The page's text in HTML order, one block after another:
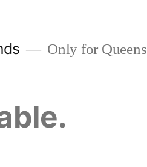
Only for Queens